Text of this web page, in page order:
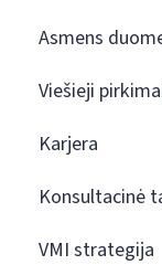
Asmens
Viešieji
Karjera
Konsultacinė
VMI strategija